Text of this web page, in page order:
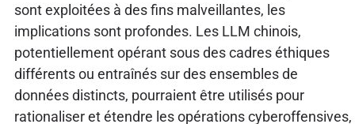
sont exploitées à des fins malveillantes, les
implications sont profondes. Les LLM chinois,
potentiellement opérant sous des cadres éthiques
différents ou entraînés sur des ensembles de
données distincts, pourraient être utilisés pour
rationaliser et étendre les opérations cyberoffensives,